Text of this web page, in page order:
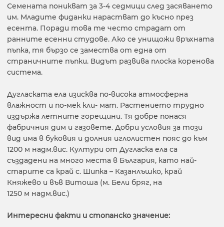
Семената поникват за 3-4 седмици след засяването
им. Младите фиданки нарастват до късно през
есента. Поради това те често страдат от
ранните есенни студове. Ако се унищожи връхната
пъпка, тя бързо се замества от една от
страничните пъпки. Видът развива плоска коренова
система.
Дугласката ела изисква по-висока атмосферна
влажност и по-мек кли- мат. Растението трудно
издържа летните горещини. Тя добре понася
фабричния дим и газовете. Добри условия за този
вид има в буковия и долния иглолистен пояс до към
1200 м надм.вис. Култури от Дугласка ела са
създадени на много места в България, като най-
старите са край с. Шипка – Казанлъшко, край
Княжево и във Витоша (м. Бели бряг, на
1250 м надм.вис.)
Интересни факти и стопанско значение: